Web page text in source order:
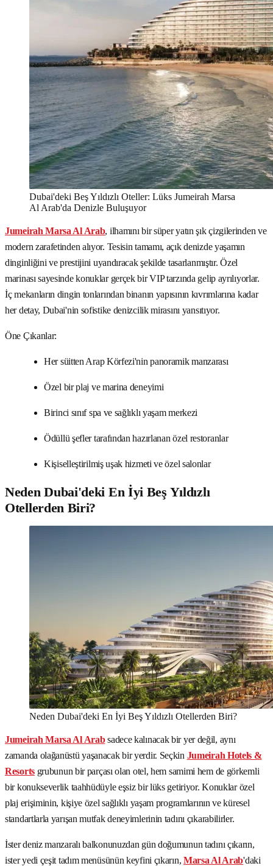
Dubai'deki Beş Yıldızlı Oteller: Lüks Jumeirah Marsa
Al Arab'da Denizle Buluşuyor
Jumeirah Marsa Al Arab, ilhamını bir süper yatın şık çizgilerinden ve
modern zarafetinden alıyor. Tesisin tamamı, açık denizde yaşamın
dinginliğini ve prestijini uyandıracak şekilde tasarlanmıştır. Özel
marinası sayesinde konuklar gerçek bir VIP tarzında gelip ayrılıyorlar.
İç mekanların dingin tonlarından binanın yapısının kıvrımlarına kadar
her detay, Dubai'nin sofistike denizcilik mirasını yansıtıyor.
Öne Çıkanlar:
Her süitten Arap Körfezi'nin panoramik manzarası
Özel bir plaj ve marina deneyimi
Birinci sınıf spa ve sağlıklı yaşam merkezi
Ödüllü şefler tarafından hazırlanan özel restoranlar
Kişiselleştirilmiş uşak hizmeti ve özel salonlar
Neden Dubai'deki En İyi Beş Yıldızlı
Otellerden Biri?
Neden Dubai'deki En İyi Beş Yıldızlı Otellerden Biri?
Jumeirah Marsa Al Arabsadece kalınacak bir yer değil, aynı
zamanda olağanüstü yaşanacak bir yerdir. Seçkin Jumeirah Hotels &
Resortsgrubunun bir parçası olan otel, hem samimi hem de görkemli
bir konukseverlik taahhüdüyle eşsiz bir lüks getiriyor. Konuklar özel
plaj erişiminin, kişiye özel sağlıklı yaşam programlarının ve küresel
standartlarla yarışan mutfak deneyimlerinin tadını çıkarabilirler.
İster deniz manzaralı balkonunuzdan gün doğumunun tadını çıkarın,
ister yedi çeşit tadım menüsünün keyfini çıkarın, Marsa Al Arab'daki